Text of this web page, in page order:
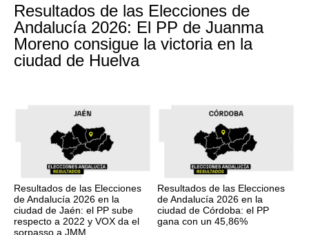
Resultados de las Elecciones de
Andalucía 2026: El PP de Juanma
Moreno consigue la victoria en la
ciudad de Huelva
Resultados de las Elecciones
de Andalucía 2026 en la
ciudad de Jaén: el PP sube
respecto a 2022 y VOX da el
sorpasso a JMM
Resultados de las Elecciones
de Andalucía 2026 en la
ciudad de Córdoba: el PP
gana con un 45,86%